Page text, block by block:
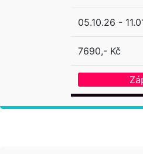
05.10.26 -
7690,- Kč